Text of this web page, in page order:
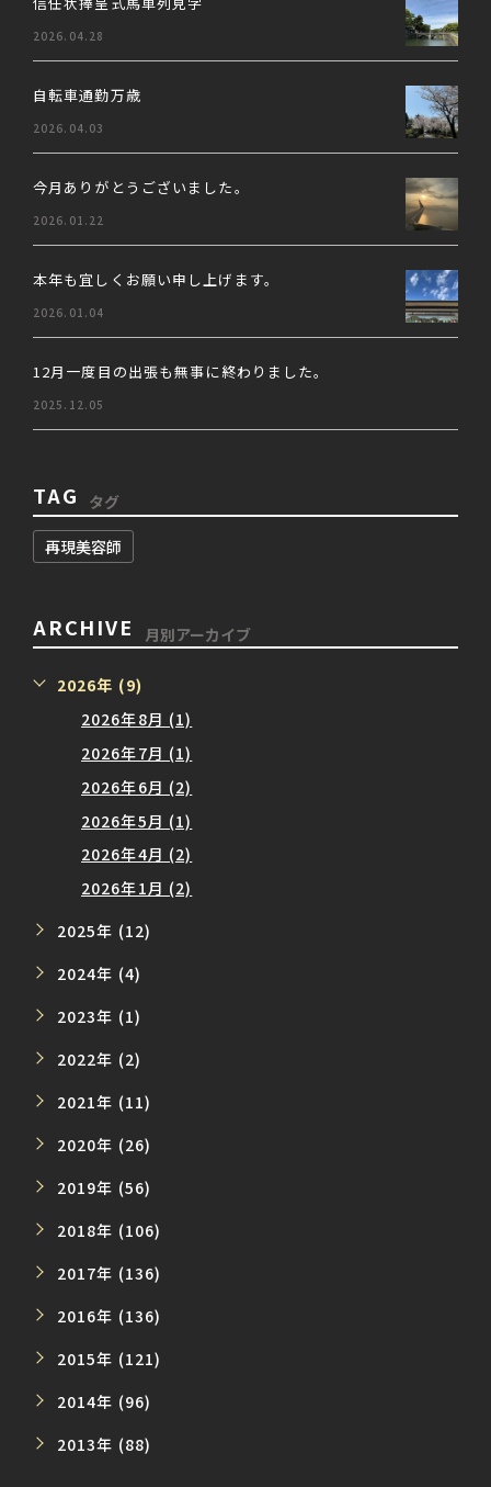
2026.04.28
自転車通勤万歳
2026.04.03
今月ありがとうございました。
2026.01.22
本年も宜しくお願い申し上げます。
2026.01.04
12月一度目の出張も無事に終わりました。
2025.12.05
TAG タグ
再現美容師
ARCHIVE 月別アーカイブ
2026年 (9)
2026年8月 (1)
2026年7月 (1)
2026年6月 (2)
2026年5月 (1)
2026年4月 (2)
2026年1月 (2)
2025年 (12)
2024年 (4)
2023年 (1)
2022年 (2)
2021年 (11)
2020年 (26)
2019年 (56)
2018年 (106)
2017年 (136)
2016年 (136)
2015年 (121)
2014年 (96)
2013年 (88)